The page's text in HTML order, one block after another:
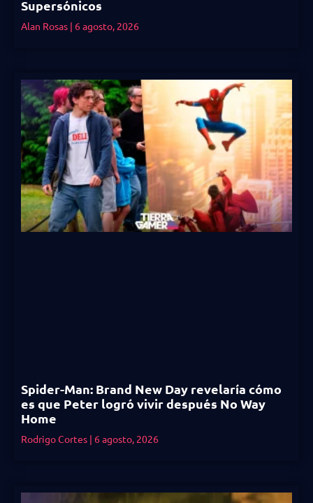
Supersónicos
Alan Rosas 6 agosto, 2026
Spider-Man: Brand New Day revelaría cómo
es que Peter logró vivir después No Way
Home
Rodrigo Cortes 6 agosto, 2026